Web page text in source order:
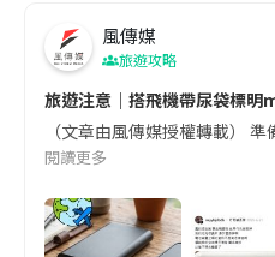
風傳媒
旅遊攻略
旅遊注意｜搭飛機帶尿袋標明
（文章由風傳媒授權轉載）
閱讀更多